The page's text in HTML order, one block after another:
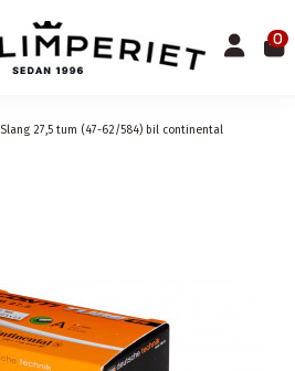
0
Slang 27,5 tum (47-62/584) bil continental